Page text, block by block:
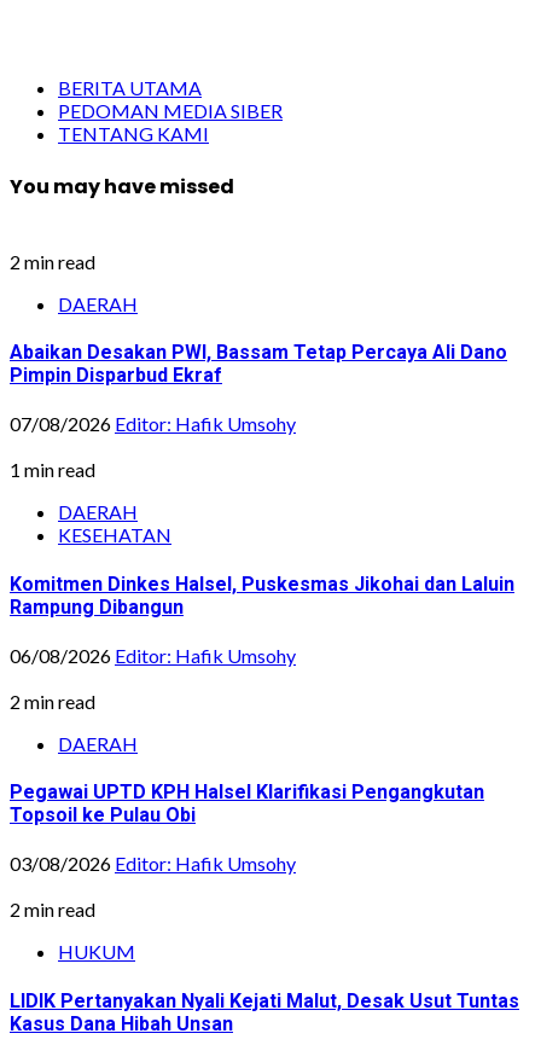
BERITA UTAMA
PEDOMAN MEDIA SIBER
TENTANG KAMI
You may have missed
2 min read
DAERAH
Abaikan Desakan PWI, Bassam Tetap Percaya Ali Dano
Pimpin Disparbud Ekraf
07/08/2026 Editor: Hafik Umsohy
1 min read
DAERAH
KESEHATAN
Komitmen Dinkes Halsel, Puskesmas Jikohai dan Laluin
Rampung Dibangun
06/08/2026 Editor: Hafik Umsohy
2 min read
DAERAH
Pegawai UPTD KPH Halsel Klarifikasi Pengangkutan
Topsoil ke Pulau Obi
03/08/2026 Editor: Hafik Umsohy
2 min read
HUKUM
LIDIK Pertanyakan Nyali Kejati Malut, Desak Usut Tuntas
Kasus Dana Hibah Unsan